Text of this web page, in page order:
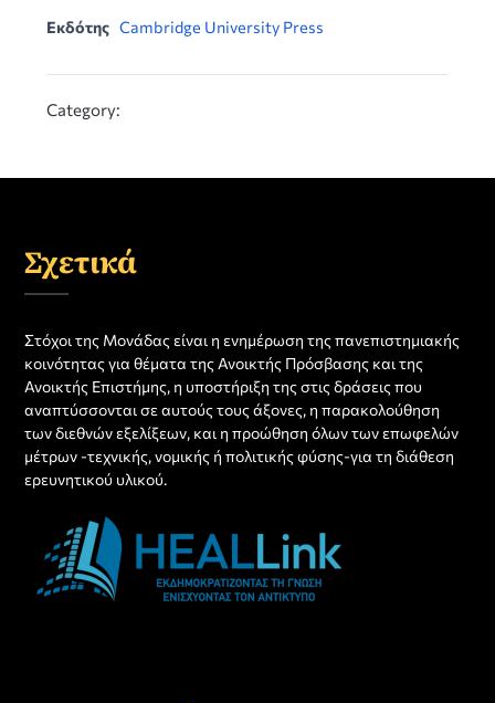
Εκδότης Cambridge University Press
Category:
Σχετικά
Στόχοι της Μονάδας είναι η ενημέρωση της πανεπιστημιακής
κοινότητας για θέματα της Ανοικτής Πρόσβασης και της
Ανοικτής Επιστήμης, η υποστήριξη της στις δράσεις που
αναπτύσσονται σε αυτούς τους άξονες, η παρακολούθηση
των διεθνών εξελίξεων, και η προώθηση όλων των επωφελών
μέτρων -τεχνικής, νομικής ή πολιτικής φύσης-για τη διάθεση
ερευνητικού υλικού.